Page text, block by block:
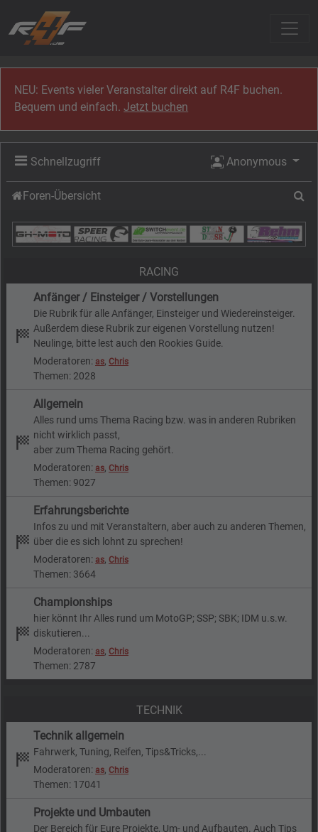
NEU: Events vieler Veranstalter direkt auf R4F buchen.
Bequem und einfach.Jetzt buchen
Schnellzugriff Anonymous
Foren-Übersicht
RACING
Anfänger / Einsteiger / Vorstellungen
Die Rubrik für alle Anfänger, Einsteiger und Wiedereinsteiger.
Außerdem diese Rubrik zur eigenen Vorstellung nutzen!
Neulinge, bitte lest auch den Rookies Guide.
Moderatoren: as, Chris
Themen: 2028
Allgemein
Alles rund ums Thema Racing bzw. was in anderen Rubriken
nicht wirklich passt,
aber zum Thema Racing gehört.
Moderatoren: as, Chris
Themen: 9027
Erfahrungsberichte
Infos zu und mit Veranstaltern, aber auch zu anderen Themen,
über die es sich lohnt zu sprechen!
Moderatoren: as, Chris
Themen: 3664
Championships
hier könnt Ihr Alles rund um MotoGP; SSP; SBK; IDM u.s.w.
diskutieren...
Moderatoren: as, Chris
Themen: 2787
TECHNIK
Technik allgemein
Fahrwerk, Tuning, Reifen, Tips&Tricks,...
Moderatoren: as, Chris
Themen: 17041
Projekte und Umbauten
Der Bereich für Eure Projekte, Um- und Aufbauten. Auch Tips